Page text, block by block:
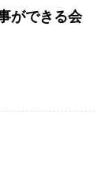
ができる会